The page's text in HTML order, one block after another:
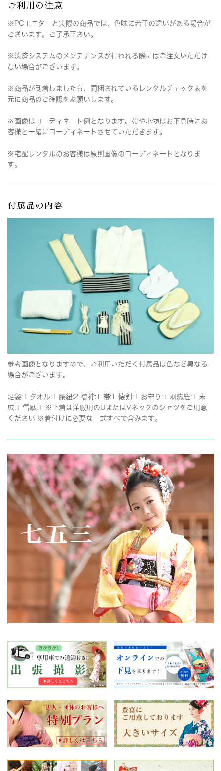
ご利用の注意
※PCモニターと実際の商品では、色味に若干の違いがある場合が
ございます。ご了承下さい。
※決済システムのメンテナンスが行われる際にはご注文いただけ
ない場合がございます。
※商品が到着しましたら、同梱されているレンタルチェック表を
元に商品のご確認をお願いします。
※画像はコーディネート例となります。帯や小物はお下見時にお
客様と一緒にコーディネートさせていただきます。
※宅配レンタルのお客様は原則画像のコーディネートとなりま
す。
付属品の内容
参考画像となりますので、ご利用いただく付属品は色など異なる
場合がございます。
足袋:1 タオル:1 腰紐:2 襦袢:1 帯:1 懐剣:1 お守り:1 羽織紐:1 末
広:1 雪駄:1 ※下着は洋服用のUまたはVネックのシャツをご用意
ください ※着付けに必要な一式すべて含みます。